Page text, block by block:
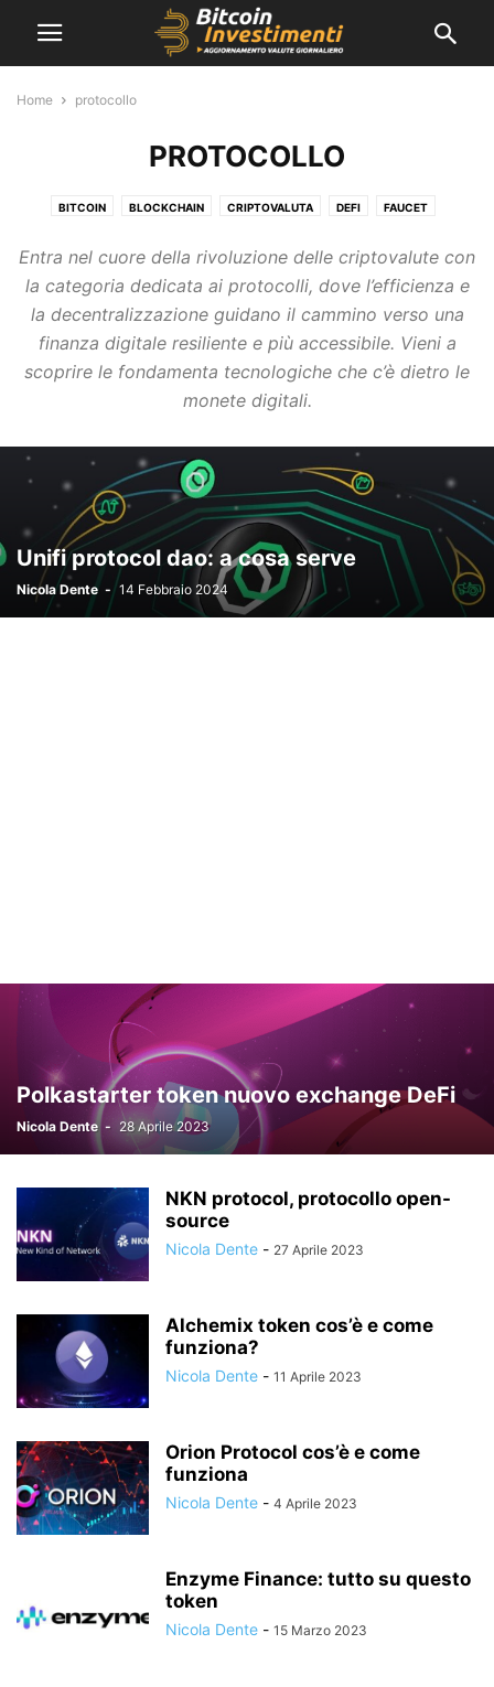
Home protocollo
PROTOCOLLO
BITCOIN BLOCKCHAIN CRIPTOVALUTA DEFI FAUCET
TRADING Z-CASH
Entra nel cuore della rivoluzione delle criptovalute con
la categoria dedicata ai protocolli, dove l’efficienza e
la decentralizzazione guidano il cammino verso una
finanza digitale resiliente e più accessibile. Vieni a
scoprire le fondamenta tecnologiche che c’è dietro le
monete digitali.
Unifi protocol dao: a cosa serve
Nicola Dente - 14 Febbraio 2024
Polkastarter token nuovo exchange DeFi
Nicola Dente - 28 Aprile 2023
NKN protocol, protocollo open-
source
Nicola Dente - 27 Aprile 2023
Alchemix token cos’è e come
funziona?
Nicola Dente - 11 Aprile 2023
Orion Protocol cos’è e come
funziona
Nicola Dente - 4 Aprile 2023
Enzyme Finance: tutto su questo
token
Nicola Dente - 15 Marzo 2023